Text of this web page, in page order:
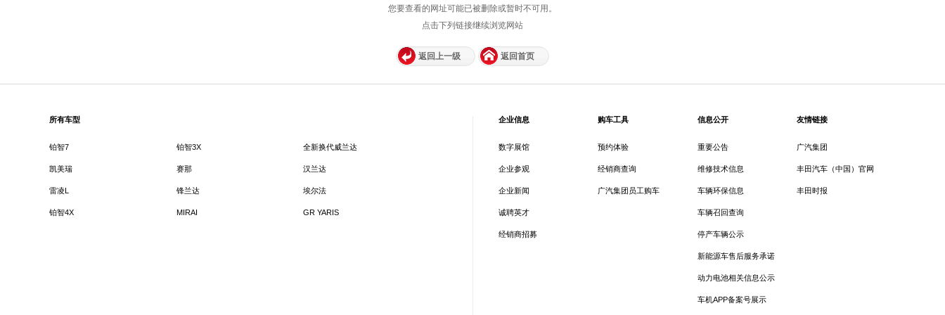
您要查看的网址可能已被删除或暂时不可用。
点击下列链接继续浏览网站
返回上一级 返回首页
所有车型
铂智7 铂智3X 全新换代威兰达
凯美瑞 赛那 汉兰达
雷凌L 锋兰达 埃尔法
铂智4X MIRAI GR YARIS
企业信息
数字展馆
企业参观
企业新闻
诚聘英才
经销商招募
购车工具
预约体验
经销商查询
广汽集团员工购车
信息公开
重要公告
维修技术信息
车辆环保信息
车辆召回查询
停产车辆公示
新能源车售后服务承诺
动力电池相关信息公示
车机APP备案号展示
友情链接
广汽集团
丰田汽车（中国）官网
丰田时报